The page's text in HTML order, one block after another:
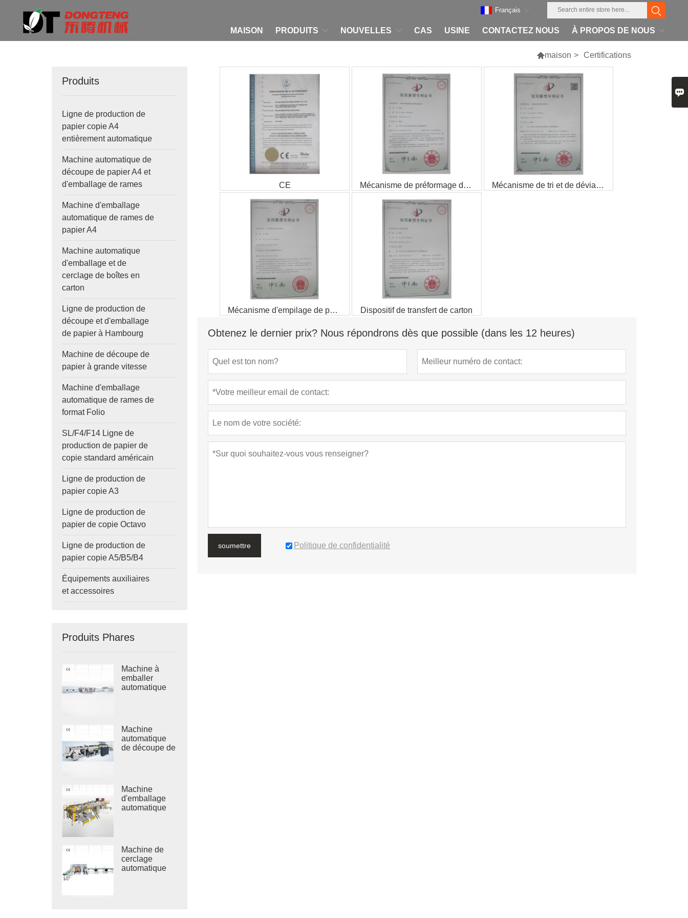
MAISON PRODUITS NOUVELLES CAS USINE CONTACTEZ NOUS À PROPOS DE NOUS
Français
maison > Certifications
Produits
Ligne de production de
papier copie A4
entièrement automatique
Machine automatique de
découpe de papier A4 et
d'emballage de rames
Machine d'emballage
automatique de rames de
papier A4
Machine automatique
d'emballage et de
cerclage de boîtes en
carton
Ligne de production de
découpe et d'emballage
de papier à Hambourg
Machine de découpe de
papier à grande vitesse
Machine d'emballage
automatique de rames de
format Folio
SL/F4/F14 Ligne de
production de papier de
copie standard américain
Ligne de production de
papier copie A3
Ligne de production de
papier de copie Octavo
Ligne de production de
papier copie A5/B5/B4
Équipements auxiliaires
et accessoires
Produits Phares
Machine à
emballer
automatique
Machine
automatique
de découpe de
Machine
d'emballage
automatique
Machine de
cerclage
automatique
CE Mécanisme de préformage de boîte en papier pour une machine à emballer de carton de papier de copie Mécanisme de tri et de déviation pour machine d'emballage de boîtes
Mécanisme d'empilage de papier pour machine de découpe de papier Dispositif de transfert de carton
Obtenez le dernier prix? Nous répondrons dès que possible (dans les 12 heures)
soumettre Politique de confidentialité
